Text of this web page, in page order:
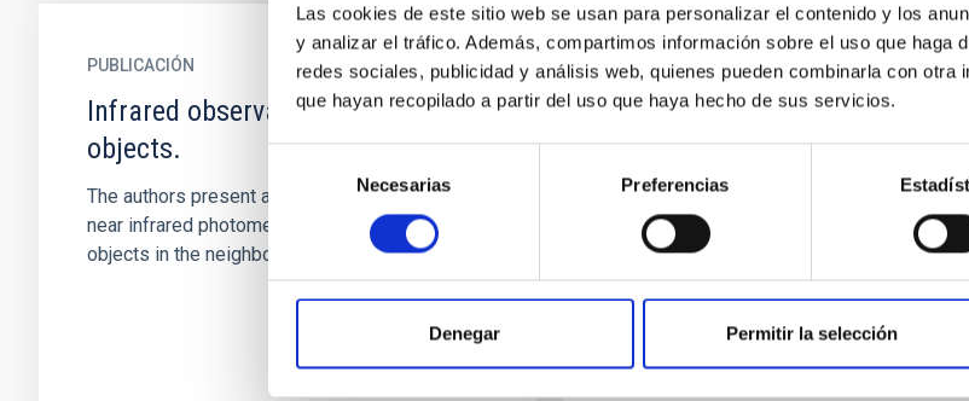
Las cookies de este sitio web se usan para personalizar el contenido y los
y analizar el tráfico. Además, compartimos información sobre el uso que haga
redes sociales, publicidad y análisis web, quienes pueden combinarla con otra
que hayan recopilado a partir del uso que haya hecho de sus servicios.
consentimiento
Necesarias Preferencias
Denegar Permitir la selección
PUBLICACIÓN
Infrared observations of GGD
objects.
The authors present accurate positions and
near infrared photometry of 11 point-like
objects in the neighbourhood of GGD objects.
PUBLICACIÓN
IRAS 22568+6141: a new
nebula.
Not Available